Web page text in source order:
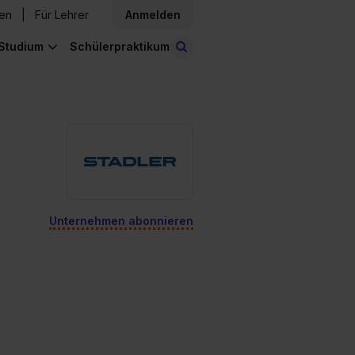
Für Lehrer Anmelden
Schülerpraktikum
Unternehmen abonnieren